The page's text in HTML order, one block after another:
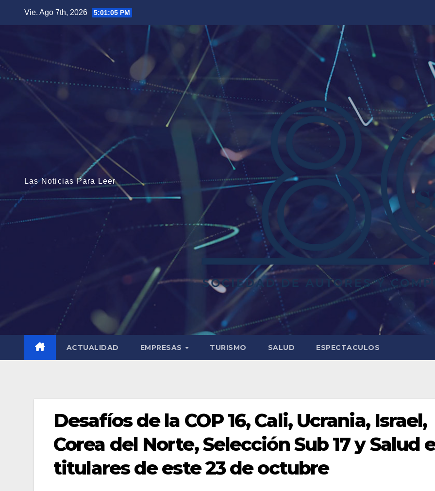
Vie. Ago 7th, 2026 5:01:07 PM
Las Noticias Para Leer
ACTUALIDAD EMPRESAS TURISMO SALUD ESPECTACULOS
Desafíos de la COP 16, Cali, Ucrania, Israel,
Corea del Norte, Selección Sub 17 y Salud
titulares de este 23 de octubre